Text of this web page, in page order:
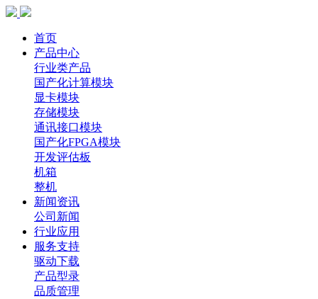
首页
产品中心
行业类产品
国产化计算模块
显卡模块
存储模块
通讯接口模块
国产化FPGA模块
开发评估板
机箱
整机
新闻资讯
公司新闻
行业应用
服务支持
驱动下载
产品型录
品质管理